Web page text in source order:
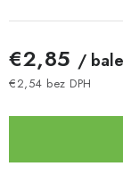
€2,85 /
€2,54 bez DPH